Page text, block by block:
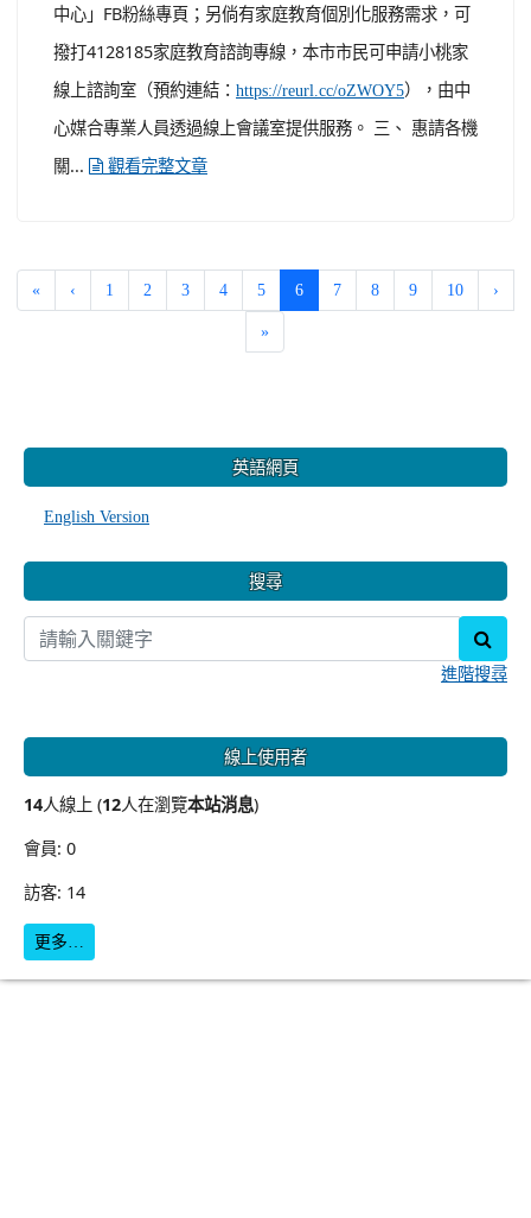
中心」FB粉絲專頁；另倘有家庭教育個別化服務需求，可
撥打4128185家庭教育諮詢專線，本市市民可申請小桃家
線上諮詢室（預約連結： https://reurl.cc/oZWOY5），由中
心媒合專業人員透過線上會議室提供服務。 三、 惠請各機
關...
觀看完整文章
« ‹ 1 2 3 4 5 6(current)
7 8 9 10 ›
»
英語網頁
English Version
搜尋
進階搜尋
線上使用者
14人線上 (12人在瀏覽本站消息)
會員: 0
訪客: 14
更多…